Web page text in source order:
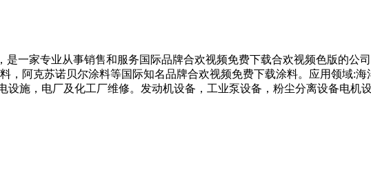
，是一家专业从事销售和服务国际品牌合欢视频免费下载合欢视频色版的
，阿克苏诺贝尔涂料等国际知名品牌合欢视频免费下载涂料。应用领域:海洋
设施，电厂及化工厂维修。发动机设备，工业泵设备，粉尘分离设备电机设备